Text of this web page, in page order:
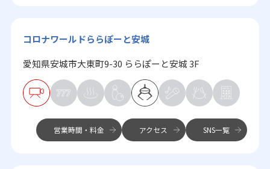
コロナワールドららぽーと安城
愛知県安城市大東町9-30 ららぽーと安城 3F
営業時間・料金 アクセス SNS一覧